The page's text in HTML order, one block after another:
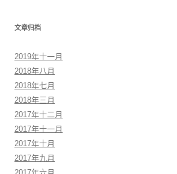
文章归档
2019年十一月
2018年八月
2018年七月
2018年三月
2017年十二月
2017年十一月
2017年十月
2017年九月